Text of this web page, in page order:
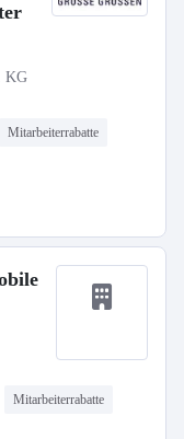
KG
Mitarbeiterrabatte
Mitarbeiterrabatte